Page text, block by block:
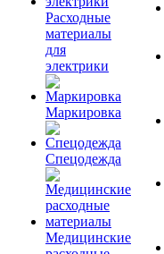
Расходные
материалы
для
электрики
Маркировка
Спецодежда
Медицинские